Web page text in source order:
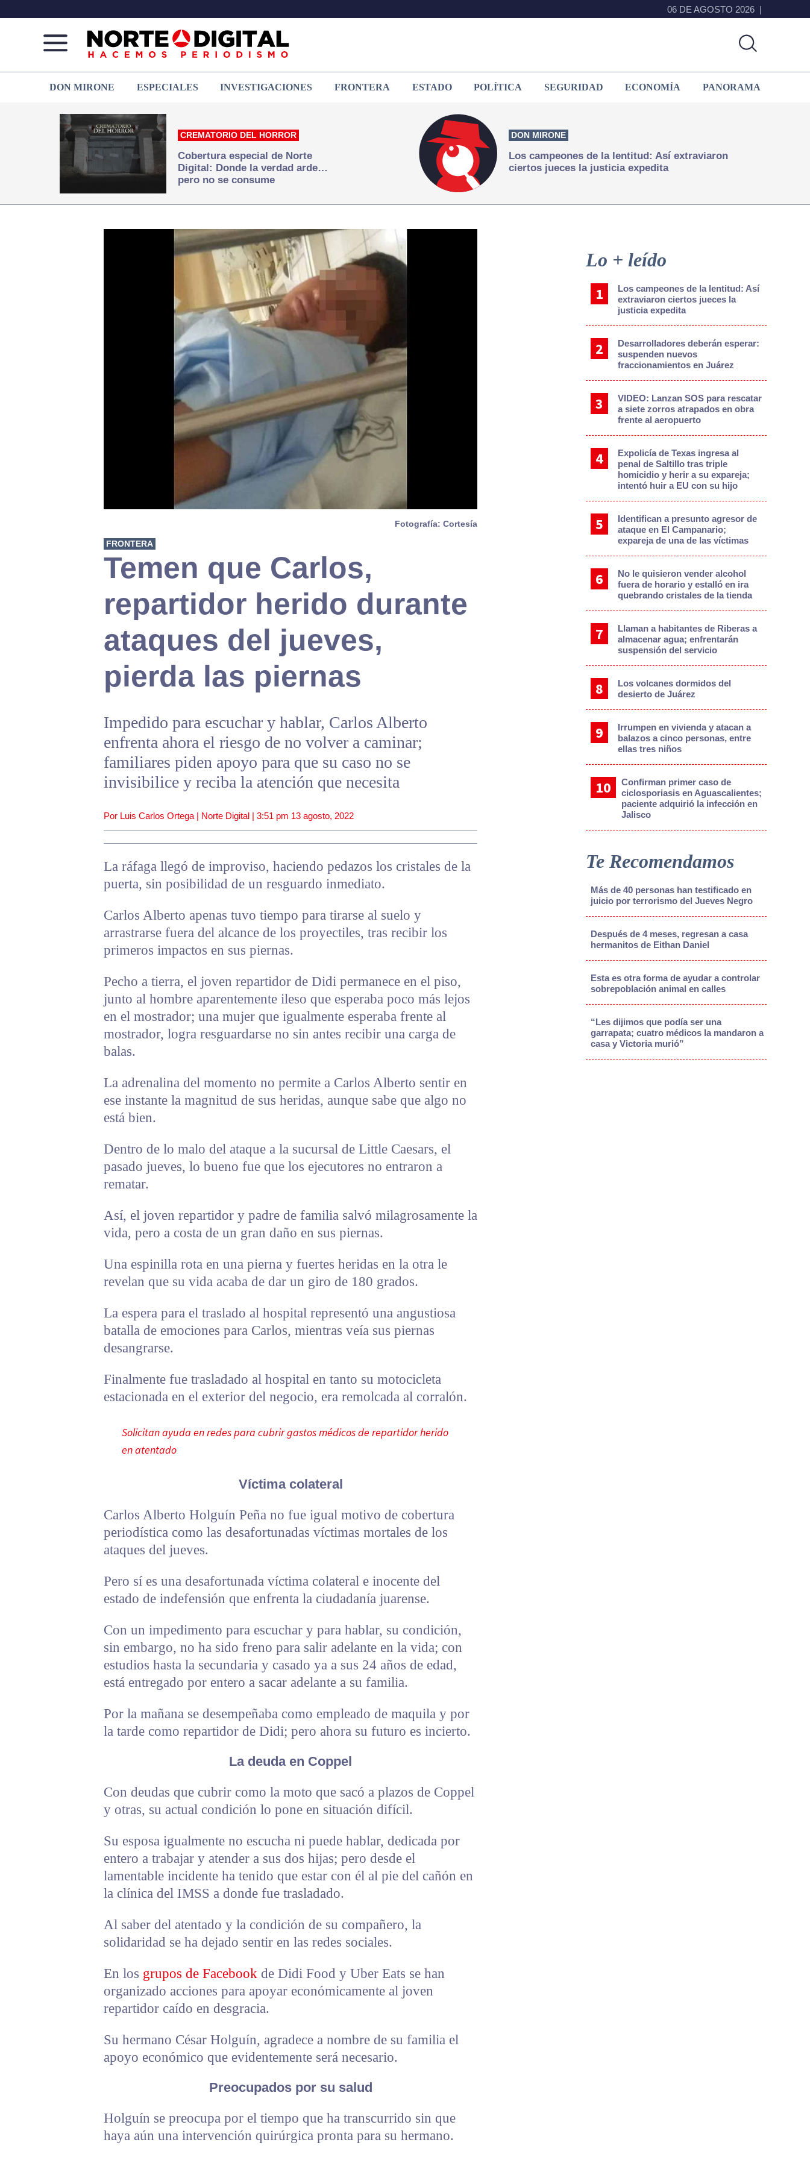
06 DE AGOSTO 2026
de
Juárez
que
hacemos periodismo
DON MIRONE ESPECIALES INVESTIGACIONES FRONTERA ESTADO POLÍTICA SEGURIDAD ECONOMÍA PANORAMA
CREMATORIO DEL HORROR
Cobertura especial de Norte
Digital: Donde la verdad arde…
pero no se consume
DON MIRONE
Los campeones de la lentitud: Así extraviaron
ciertos jueces la justicia expedita
Fotografía: Cortesía
FRONTERA
Temen que Carlos,
repartidor herido durante
ataques del jueves,
pierda las piernas
Impedido para escuchar y hablar, Carlos Alberto
enfrenta ahora el riesgo de no volver a caminar;
familiares piden apoyo para que su caso no se
invisibilice y reciba la atención que necesita
Por Luis Carlos Ortega | Norte Digital | 3:51 pm 13 agosto, 2022
La ráfaga llegó de improviso, haciendo pedazos los cristales de la
puerta, sin posibilidad de un resguardo inmediato.
Carlos Alberto apenas tuvo tiempo para tirarse al suelo y
arrastrarse fuera del alcance de los proyectiles, tras recibir los
primeros impactos en sus piernas.
Pecho a tierra, el joven repartidor de Didi permanece en el piso,
junto al hombre aparentemente ileso que esperaba poco más lejos
en el mostrador; una mujer que igualmente esperaba frente al
mostrador, logra resguardarse no sin antes recibir una carga de
balas.
La adrenalina del momento no permite a Carlos Alberto sentir en
ese instante la magnitud de sus heridas, aunque sabe que algo no
está bien.
Dentro de lo malo del ataque a la sucursal de Little Caesars, el
pasado jueves, lo bueno fue que los ejecutores no entraron a
rematar.
Así, el joven repartidor y padre de familia salvó milagrosamente la
vida, pero a costa de un gran daño en sus piernas.
Una espinilla rota en una pierna y fuertes heridas en la otra le
revelan que su vida acaba de dar un giro de 180 grados.
La espera para el traslado al hospital representó una angustiosa
batalla de emociones para Carlos, mientras veía sus piernas
desangrarse.
Finalmente fue trasladado al hospital en tanto su motocicleta
estacionada en el exterior del negocio, era remolcada al corralón.
Solicitan ayuda en redes para cubrir gastos médicos de repartidor herido
en atentado
Víctima colateral
Carlos Alberto Holguín Peña no fue igual motivo de cobertura
periodística como las desafortunadas víctimas mortales de los
ataques del jueves.
Pero sí es una desafortunada víctima colateral e inocente del
estado de indefensión que enfrenta la ciudadanía juarense.
Con un impedimento para escuchar y para hablar, su condición,
sin embargo, no ha sido freno para salir adelante en la vida; con
estudios hasta la secundaria y casado ya a sus 24 años de edad,
está entregado por entero a sacar adelante a su familia.
Por la mañana se desempeñaba como empleado de maquila y por
la tarde como repartidor de Didi; pero ahora su futuro es incierto.
La deuda en Coppel
Con deudas que cubrir como la moto que sacó a plazos de Coppel
y otras, su actual condición lo pone en situación difícil.
Su esposa igualmente no escucha ni puede hablar, dedicada por
entero a trabajar y atender a sus dos hijas; pero desde el
lamentable incidente ha tenido que estar con él al pie del cañón en
la clínica del IMSS a donde fue trasladado.
Al saber del atentado y la condición de su compañero, la
solidaridad se ha dejado sentir en las redes sociales.
En los grupos de Facebook de Didi Food y Uber Eats se han
organizado acciones para apoyar económicamente al joven
repartidor caído en desgracia.
Su hermano César Holguín, agradece a nombre de su familia el
apoyo económico que evidentemente será necesario.
Preocupados por su salud
Holguín se preocupa por el tiempo que ha transcurrido sin que
haya aún una intervención quirúrgica pronta para su hermano.
Sidebar
Lo + leído
Los campeones de la lentitud: Así
extraviaron ciertos jueces la
justicia expedita
Desarrolladores deberán esperar:
suspenden nuevos
fraccionamientos en Juárez
VIDEO: Lanzan SOS para rescatar
a siete zorros atrapados en obra
frente al aeropuerto
Expolicía de Texas ingresa al
penal de Saltillo tras triple
homicidio y herir a su expareja;
intentó huir a EU con su hijo
Identifican a presunto agresor de
ataque en El Campanario;
expareja de una de las víctimas
No le quisieron vender alcohol
fuera de horario y estalló en ira
quebrando cristales de la tienda
Llaman a habitantes de Riberas a
almacenar agua; enfrentarán
suspensión del servicio
Los volcanes dormidos del
desierto de Juárez
Irrumpen en vivienda y atacan a
balazos a cinco personas, entre
ellas tres niños
Confirman primer caso de
ciclosporiasis en Aguascalientes;
paciente adquirió la infección en
Jalisco
Te Recomendamos
Más de 40 personas han testificado en
juicio por terrorismo del Jueves Negro
Después de 4 meses, regresan a casa
hermanitos de Eithan Daniel
Esta es otra forma de ayudar a controlar
sobrepoblación animal en calles
“Les dijimos que podía ser una
garrapata; cuatro médicos la mandaron a
casa y Victoria murió”